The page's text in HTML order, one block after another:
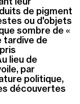
de pigment
ou d'objets
sombre de «
tardive de
lieu de
par
politique,
découvertes